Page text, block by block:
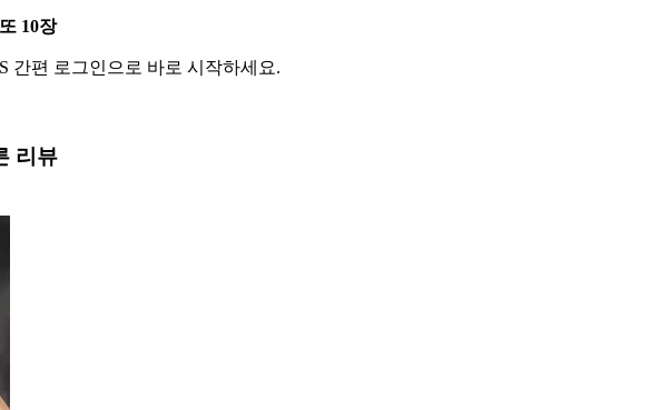
10장
간편 로그인으로 바로 시작하세요.
리뷰